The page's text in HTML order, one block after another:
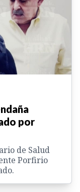
por
de Salud
Porfirio